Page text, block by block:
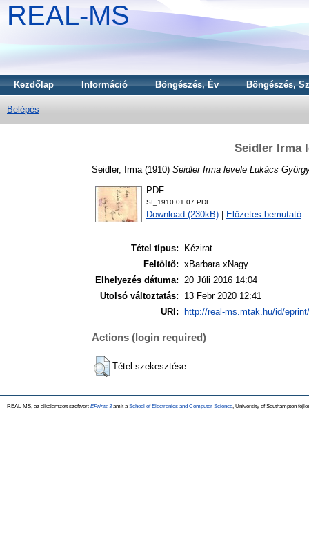
REAL-MS
Kezdőlap Információ Böngészés, Év Böngészés,
Belépés
Seidler Irma
Seidler, Irma (1910) Seidler Irma levele Lukács
PDF
SI_1910.01.07.PDF
Download (230kB) Előzetes bemutató
Tétel típus:
Kézirat
Feltöltő: xBarbara xNagy
Elhelyezés dátuma: 20 Júli 2016 14:04
Utolsó változtatás:
13 Febr 2020 12:41
URI:
http://real-ms.mtak.hu/id/
Actions (login required)
Tétel szekesztése
REAL-MS, az alkalamzott szoftver: EPrints 3amit a School of Electronics and Computer Science , University of Southampton